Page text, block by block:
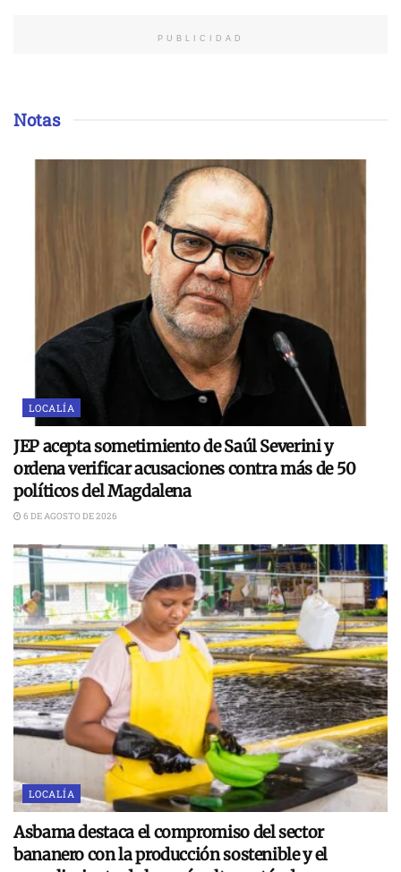
PUBLICIDAD
Notas
LOCALÍA
JEP acepta sometimiento de Saúl Severini y
ordena verificar acusaciones contra más de 50
políticos del Magdalena
6 DE AGOSTO DE 2026
LOCALÍA
Asbama destaca el compromiso del sector
bananero con la producción sostenible y el